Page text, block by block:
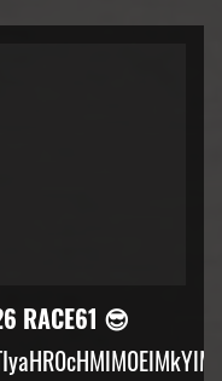
RACE61 😎